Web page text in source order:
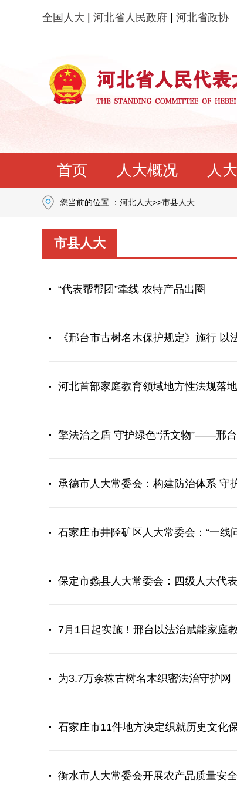
全国人大 河北省人民政府 河北省政协
首页 人大概况 人
您当前的位置 ： 河北人大>>市县人大
市县人大
“代表帮帮团”牵线 农特产品出圈
《邢台市古树名木保护规定》施行 以
河北首部家庭教育领域地方性法规落
擎法治之盾 守护绿色“活文物”——邢
承德市人大常委会：构建防治体系 守
石家庄市井陉矿区人大常委会：“一线
保定市蠡县人大常委会：四级人大代
7月1日起实施！邢台以法治赋能家庭
为3.7万余株古树名木织密法治守护
石家庄市11件地方决定织就历史文化
衡水市人大常委会开展农产品质量安